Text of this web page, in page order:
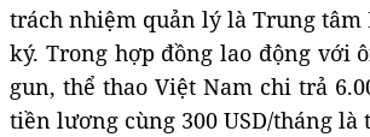
trách nhiệm quản lý là Trung tâm
ký. Trong hợp đồng lao động với
gun, thể thao Việt Nam chi trả
tiền lương cùng 300 USD/tháng là